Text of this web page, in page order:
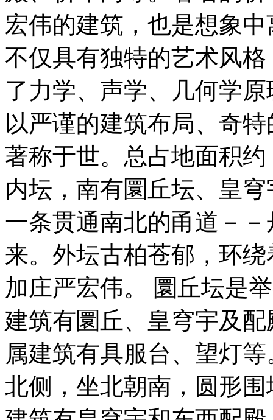
宏伟的建筑，也是想象
不仅具有独特的艺术风
了力学、声学、几何学
以严谨的建筑布局、奇
著称于世。总占地面积
内坛，南有圜丘坛、皇
一条贯通南北的甬道－
来。外坛古柏苍郁，环
加庄严宏伟。 圜丘坛是
建筑有圜丘、皇穹宇及
属建筑有具服台、望灯
北侧，坐北朝南，圆形